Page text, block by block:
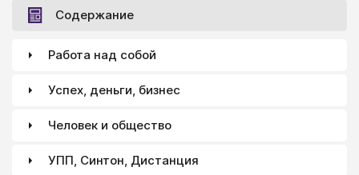
Содержание
Работа над собой
Успех, деньги, бизнес
Человек и общество
УПП, Синтон, Дистанция